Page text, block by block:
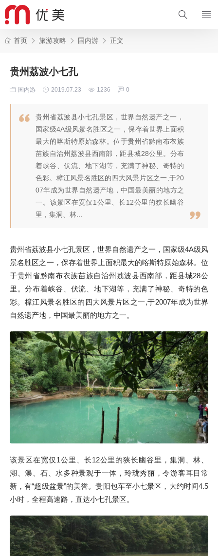
首页 旅游攻略 国内游 正文
贵州荔波小七孔
国内游 2019.07.23 1236 0
贵州省荔波县小七孔景区，世界自然遗产之一，
国家级4A级风景名胜区之一，保存着世界上面积
最大的喀斯特原始森林。位于贵州省黔南布衣族
苗族自治州荔波县西南部，距县城28公里。分布
着峡谷、伏流、地下湖等，充满了神秘、奇特的
色彩。樟江风景名胜区的四大风景片区之一,于20
07年成为世界自然遗产地，中国最美丽的地方之
一。该景区在宽仅1公里、长12公里的狭长幽谷
里，集洞、林...
贵州省荔波县小七孔景区，世界自然遗产之一，国家级4A级风
景名胜区之一，保存着世界上面积最大的喀斯特原始森林。位
于贵州省黔南布衣族苗族自治州荔波县西南部，距县城28公
里。分布着峡谷、伏流、地下湖等，充满了神秘、奇特的色
彩。樟江风景名胜区的四大风景片区之一,于2007年成为世界
自然遗产地，中国最美丽的地方之一。
该景区在宽仅1公里、长12公里的狭长幽谷里，集洞、林、
湖、瀑、石、水多种景观于一体，玲珑秀丽，令游客耳目常
新，有“超级盆景”的美誉。贵阳包车至小七景区，大约时间4.5
小时，全程高速路，直达小七孔景区。